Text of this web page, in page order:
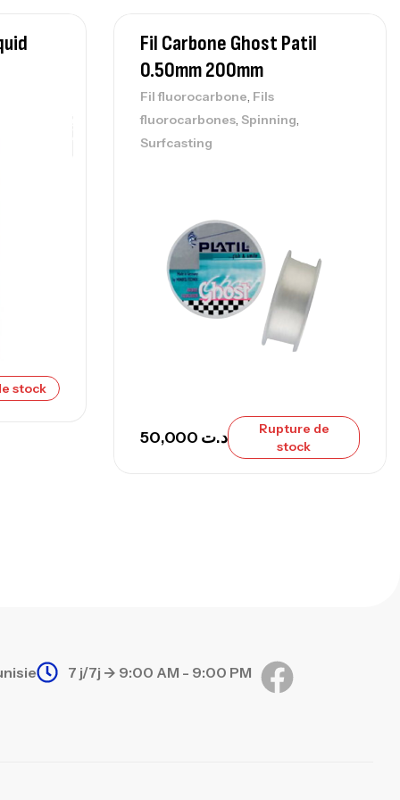
G
Sunset Secret Cove 420 Cm 100
G
stock
Fil Carbone Ghost Patil
0.50mm 200mm
Fil fluorocarbone, Fils
fluorocarbones, Spinning,
Surfcasting
د.ت
Rupture de
stock
7 j/7j -> 9:00 AM - 9:00 PM